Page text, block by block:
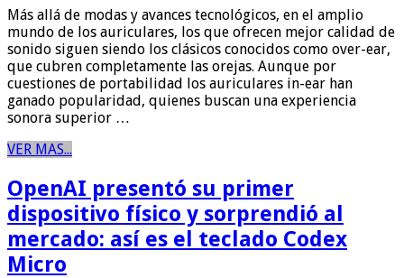
Más allá de modas y avances tecnológicos, en el amplio
mundo de los auriculares, los que ofrecen mejor calidad de
sonido siguen siendo los clásicos conocidos como over-ear,
que cubren completamente las orejas. Aunque por
cuestiones de portabilidad los auriculares in-ear han
ganado popularidad, quienes buscan una experiencia
sonora superior …
VER MAS...
OpenAI presentó su primer
dispositivo físico y sorprendió al
mercado: así es el teclado Codex
Micro